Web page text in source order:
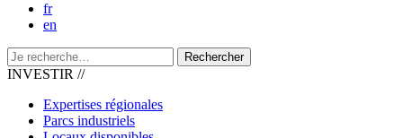
fr
en
Rechercher
INVESTIR //
Expertises régionales
Parcs industriels